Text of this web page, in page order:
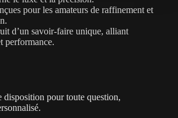
pour les amateurs de raffinement et
d’un savoir-faire unique, alliant
performance.
disposition pour toute question,